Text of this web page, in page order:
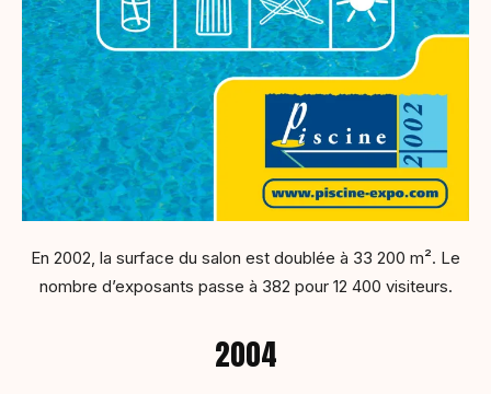
En 2002, la surface du salon est doublée à 33 200 m². Le
nombre d’exposants passe à 382 pour 12 400 visiteurs.
2004